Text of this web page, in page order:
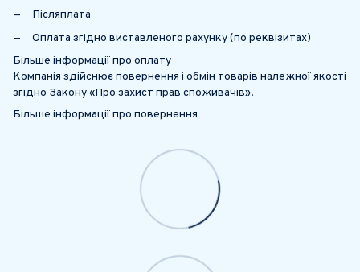
Післяплата
Оплата згідно виставленого рахунку (по реквізитах)
Більше інформації про оплату
Компанія здійснює повернення і обмін товарів належної якості
згідно Закону «Про захист прав споживачів».
Більше інформації про повернення